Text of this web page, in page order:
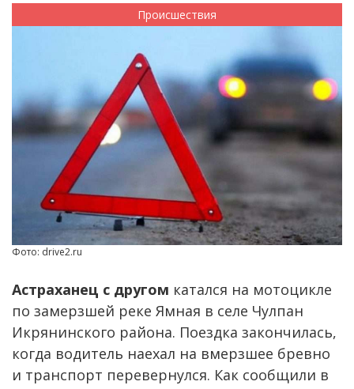
Происшествия
Фото: drive2.ru
Астраханец с другом катался на мотоцикле
по замерзшей реке Ямная в селе Чулпан
Икрянинского района. Поездка закончилась,
когда водитель наехал на вмерзшее бревно
и транспорт перевернулся. Как сообщили в